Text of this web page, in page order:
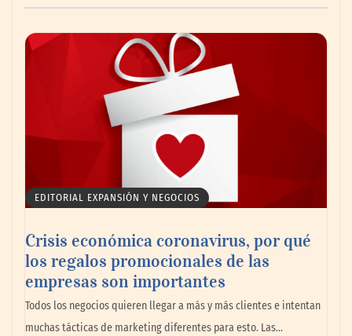
impulsando la colaboración en el sector
La omnicanalidad redefine la forma de
planear viajes en México
EDITORIAL EXPANSIÓN Y NEGOCIOS
Crisis económica coronavirus, por qué
los regalos promocionales de las
empresas son importantes
Todos los negocios quieren llegar a más y más clientes e intentan
muchas tácticas de marketing diferentes para esto. Las…